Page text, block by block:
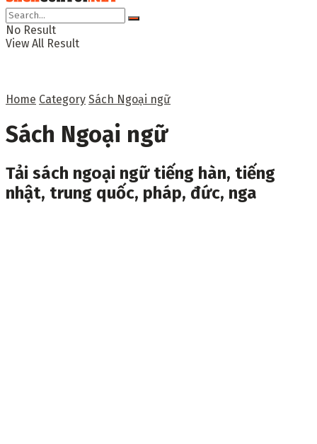
No Result
View All Result
Home Category Sách Ngoại ngữ
Sách Ngoại ngữ
Tải sách ngoại ngữ tiếng hàn, tiếng
nhật, trung quốc, pháp, đức, nga